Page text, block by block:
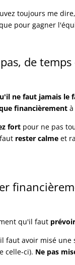
toujours me
pour gagner
de temps
ne faut jamais le
financièrement
fort pour ne pas
rester calme et
qu'il faut prévoir
faut avoir misé une
celle-ci). Ne pas